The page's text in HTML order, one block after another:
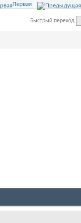
Первая
Быстрый переход